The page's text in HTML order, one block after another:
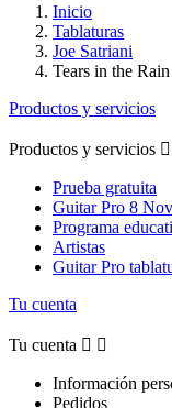
Inicio
Tablaturas
Joe Satriani
Tears in the Rain
Productos y servicios
Productos y servicios 
Prueba gratuita
Guitar Pro 8
Programa
Artistas
Guitar Pro
Tu cuenta
Tu cuenta  
Información
Pedidos